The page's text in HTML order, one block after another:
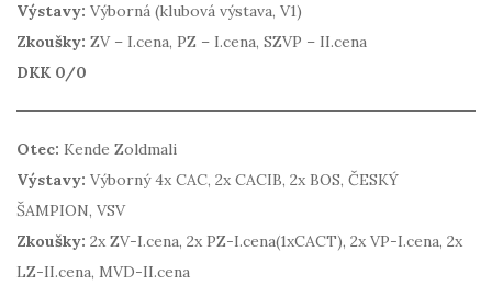
Výstavy: Výborná (klubová výstava, V1)
Zkoušky: ZV – I.cena, PZ – I.cena, SZVP – II.cena
DKK 0/0
Otec: Kende Zoldmali
Výstavy: Výborný 4x CAC, 2x CACIB, 2x BOS, ČESKÝ
ŠAMPION, VSV
Zkoušky: 2x ZV-I.cena, 2x PZ-I.cena(1xCACT), 2x VP-I.cena, 2x
LZ-II.cena, MVD-II.cena